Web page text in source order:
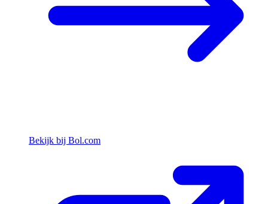
Bekijk bij Bol.com